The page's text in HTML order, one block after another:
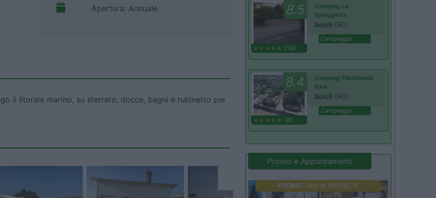
Apertura: Annuale
il litorale marino, su sterrato, docce, bagni e rubinetto per
8.5
(19)
Camping La
Spiaggetta
Scicli (RG)
Campeggio
8.4
(8)
Camping Flintstones
Park
Scicli (RG)
Campeggio
Promo e Appuntamenti
PROMO Fino al 09/08/26